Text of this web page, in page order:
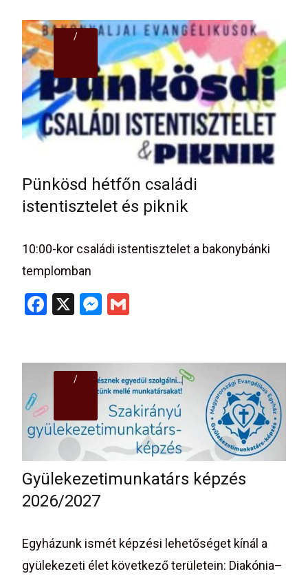
b
o
o
k
n
g
er
/
Pünkösd hétfőn családi
istentisztelet és piknik
10:00-kor családi istentisztelet a bakonybánki
templomban
F
b
o
k
X
M
n
g
er
/
Gyülekezetimunkatárs képzés
2026/2027
Egyházunk ismét képzési lehetőséget kínál a
gyülekezeti élet következő területein: Diakónia–